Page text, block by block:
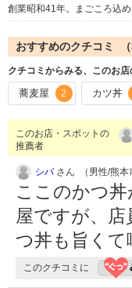
創業昭和41年。まごころ込め
おすすめのクチコミ （
クチコミからみる、このお店
蕎麦屋 2 カツ丼
このお店・スポットの
推薦者
シバさん （男性/熊本
ここのかつ
屋ですが、
つ丼も旨くて
このクチコミに